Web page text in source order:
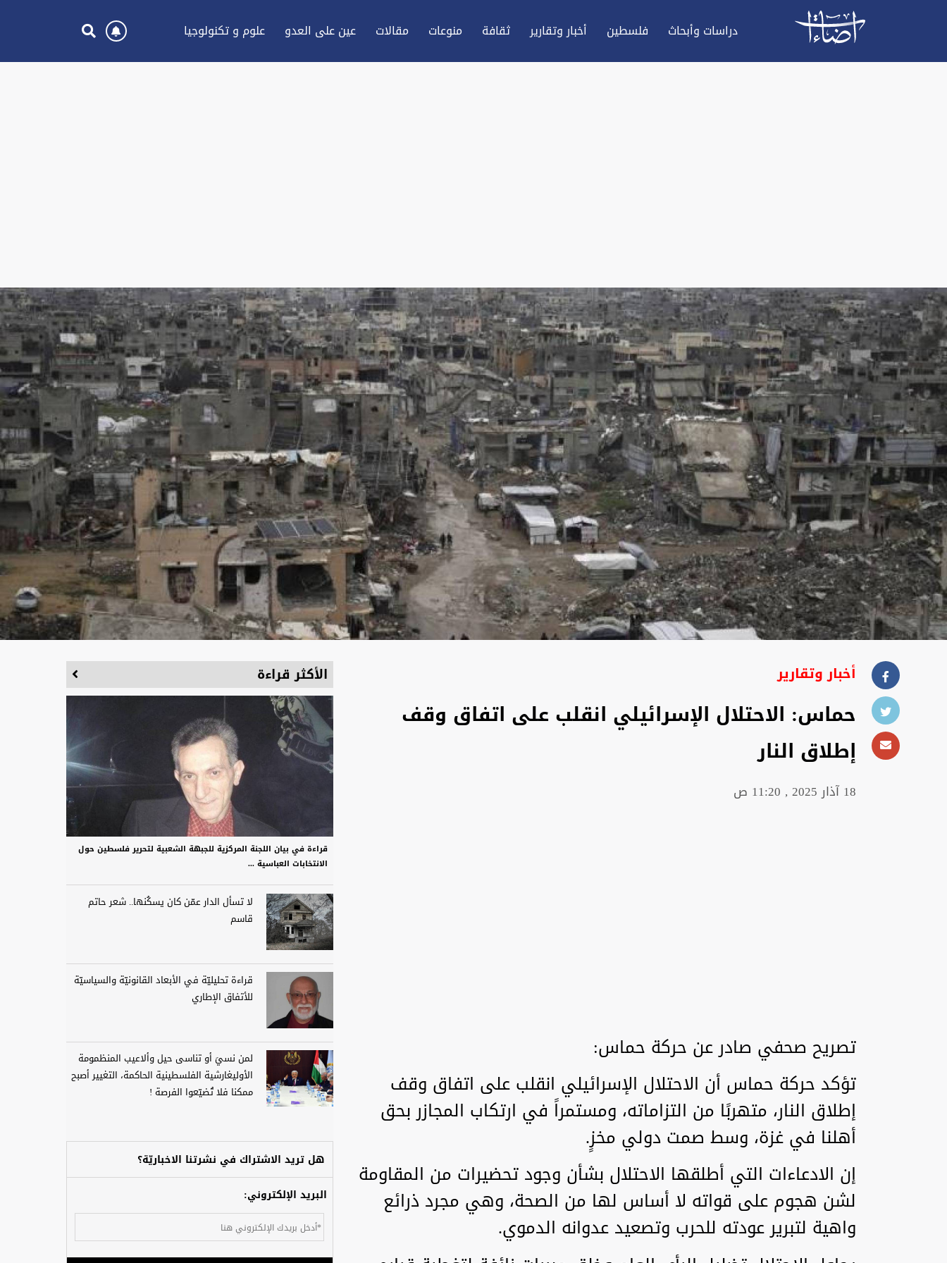
دراسات وأبحاث فلسطين أخبار وتقارير ثقافة منوعات مقالات عين علی العدو علوم و تكنولوجيا
أخبار وتقارير
حماس: الاحتلال الإسرائيلي انقلب على اتفاق وقف
إطلاق النار
18 آذار 2025 , 11:20 ص
تصريح صحفي صادر عن حركة حماس:
تؤكد حركة حماس أن الاحتلال الإسرائيلي انقلب على اتفاق وقف
إطلاق النار، متهربًا من التزاماته، ومستمراً في ارتكاب المجازر بحق
أهلنا في غزة، وسط صمت دولي مخزٍ.
إن الادعاءات التي أطلقها الاحتلال بشأن وجود تحضيرات من المقاومة
لشن هجوم على قواته لا أساس لها من الصحة، وهي مجرد ذرائع
واهية لتبرير عودته للحرب وتصعيد عدوانه الدموي.
الأكثر قراءة
قراءة في بيان اللجنة المركزية للجبهة الشعبية لتحرير فلسطين حول
الانتخابات العباسية ...
لا تسأل الدار عمّن كان يسكُنها.. شعر حاتم
قاسم
قراءة تحليليّة في الأبعاد القانونيّة والسياسيّة
للأتفاق الإطاري
لمن نسيَ أو تناسى حيل وألاعيب المنظمومة
الأوليغارشية الفلسطينية الحاكمة، التغيير أصبح
ممكنا فلا تُضيّعوا الفرصة !
هل تريد الاشتراك في نشرتنا الاخباريّة؟
البريد الإلكتروني: